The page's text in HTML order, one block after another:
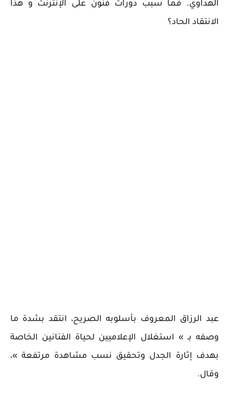
الهداوي. فما سبب دورات فنون على الإنترنت و هذا
الانتقاد الحاد؟
عبد الرزاق المعروف بأسلوبه الصريح، انتقد بشدة ما
وصفه بـ » استغلال الإعلاميين لحياة الفنانين الخاصة
بهدف إثارة الجدل وتحقيق نسب مشاهدة مرتفعة »،
وقال.